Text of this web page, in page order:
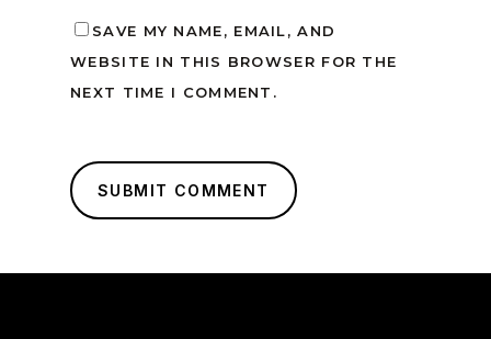
SAVE MY NAME, EMAIL, AND
WEBSITE IN THIS BROWSER FOR THE
NEXT TIME I COMMENT.